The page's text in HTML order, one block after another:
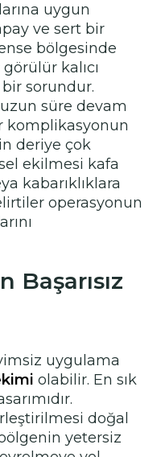
uygun
ve sert bir
bölgesinde
kalıcı
sorundur.
süre devam
komplikasyonun
deriye çok
ekilmesi kafa
kabarıklıklara
operasyonun
Başarısız
uygulama
olabilir. En sık
doğal
yetersiz